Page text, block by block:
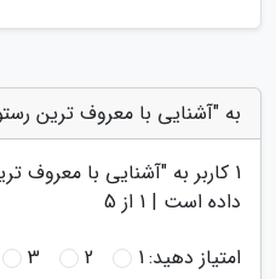
به "آشنایی با معروف ترین
1 کاربر به "آشنایی با معروف
داده است | 1 از 5
امتیاز دهید:1
2
3